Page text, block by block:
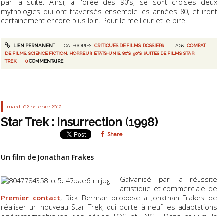
mythologies qui ont traversés ensemble les années 80, et iront
certainement encore plus loin. Pour le meilleur et le pire.
LIEN PERMANENT CATÉGORIES :CRITIQUES DE FILMS, DOSSIERS TAGS :COMBAT
DE FILMS,SCIENCE FICTION, HORREUR, ÉTATS-UNIS,80'S,90'S,SUITES DE FILMS,STAR
TREK
0COMMENTAIRE
mardi 02 octobre 2012
Star Trek : Insurrection (1998)
Share
Un film de Jonathan Frakes
Galvanisé par la réussite
artistique et commerciale de
Premier contact, Rick Berman propose à Jonathan Frakes de
réaliser un nouveau Star Trek, qui porte à neuf les adaptations